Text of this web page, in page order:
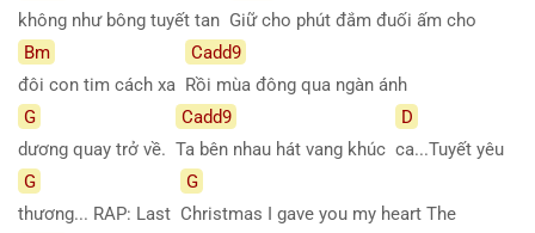
không như bông tuyết tan Giữ cho phút đắm đuối ấm cho
Bm
đôi con tim cách xa
Cadd9
Rồi mùa đông qua ngàn ánh
G
dương quay trở về.
Cadd9
Ta bên nhau hát vang khúc
D
ca...Tuyết yêu
G
thương... RAP: Last
G
Christmas I gave you my heart The